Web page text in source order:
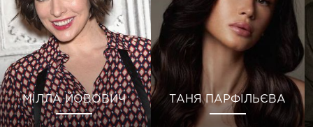
МІЛЛА ЙОВОВИЧ ТАНЯ ПАРФІЛЬЄВА